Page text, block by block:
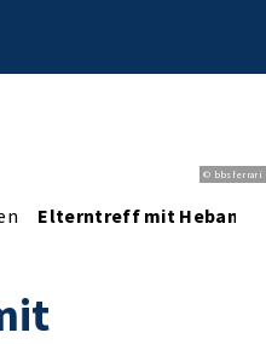
© bbsferrari
Elterntreff mit